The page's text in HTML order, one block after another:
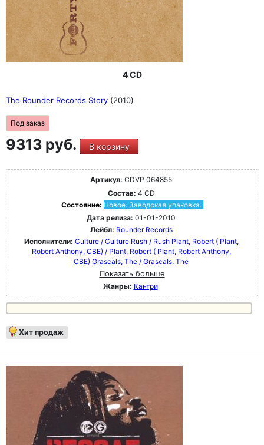
4 CD
The Rounder Records Story (2010)
Под заказ
9313 руб. В корзину
Артикул: CDVP 064855
Состав: 4 CD
Состояние: Новое. Заводская упаковка.
Дата релиза: 01-01-2010
Лейбл: Rounder Records
Исполнители: Culture / Culture Rush / Rush Plant, Robert ( Plant,
Robert Anthony, CBE) / Plant, Robert ( Plant, Robert Anthony,
CBE) Grascals, The / Grascals, The
Показать больше
Жанры: Кантри
Хит продаж